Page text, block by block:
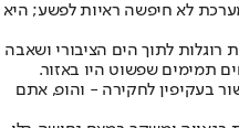
לא חיפשה ראיות לפשע; היא
לתוך הים הציבורי ושאבה
תמימים שפשוט היו באזור.
בעקיפין לחקירה - והופ, אתם